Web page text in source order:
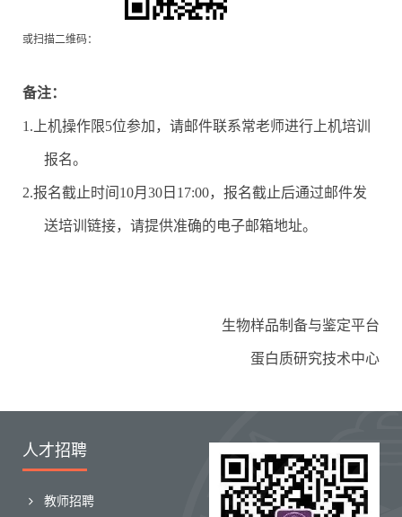
或扫描二维码：
备注：
1. 上机操作限5位参加，请邮件联系常老师进行上机培训
报名。
2.报名截止时间 10月 30 日17:00，报名截止后通过邮件发
送培训链接，请提供准确的电子邮箱地址。
生物样品制备与鉴定平台
蛋白质研究技术中心
人才招聘
教师招聘